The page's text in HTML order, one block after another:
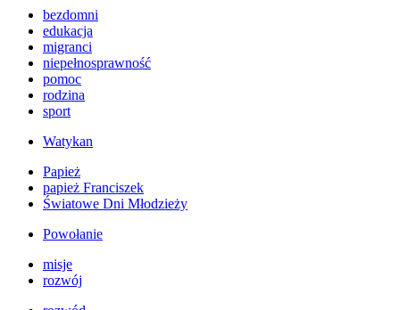
bezdomni
edukacja
migranci
niepełnosprawność
pomoc
rodzina
sport
Watykan
Papież
papież Franciszek
Światowe Dni Młodzieży
Powołanie
misje
rozwój